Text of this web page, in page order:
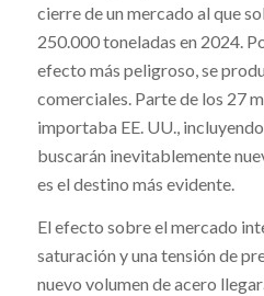
cierre de un mercado al que
250.000 toneladas en 2024.
efecto más peligroso, se
comerciales. Parte de los 27
importaba EE. UU.,
buscarán inevitablemente
es el destino más evidente.
El efecto sobre el mercado
saturación y una tensión de
nuevo volumen de acero